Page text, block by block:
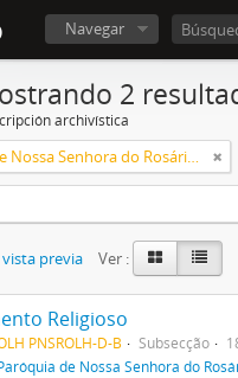
Navegar
2
archivística
Paróquia de Nossa Senhora do Rosário de Olhão
previa Ver :
Religioso
PNSROLH-D-B Subsecção
de Nossa Senhora do